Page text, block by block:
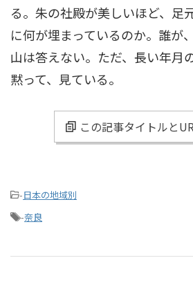
る。朱の社殿が美しいほど、足
に何が埋まっているのか。誰が
山は答えない。ただ、長い年月
黙って、見ている。
この記事タイトルと
-日本の地域別
-奈良